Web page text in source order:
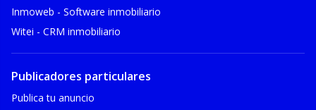
Inmoweb - Software inmobiliario
Witei - CRM inmobiliario
Publicadores particulares
Publica tu anuncio